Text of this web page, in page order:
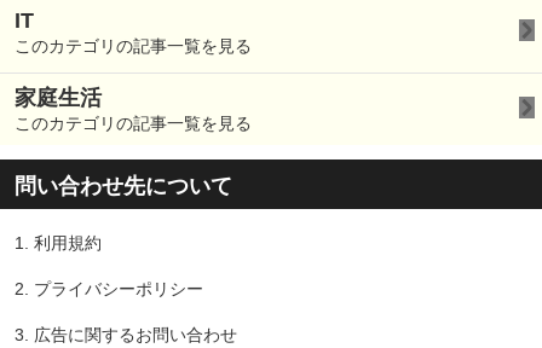
IT
このカテゴリの記事一覧を見る
家庭生活
このカテゴリの記事一覧を見る
問い合わせ先について
1. 利用規約
2. プライバシーポリシー
3. 広告に関するお問い合わせ